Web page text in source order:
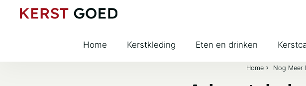
Home Kerstkleding Eten en drinken
Home Nog Meer